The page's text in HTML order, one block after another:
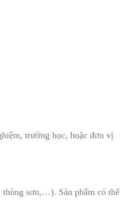
trường học, hoặc đơn vị
sơn,…). Sản phẩm có thể